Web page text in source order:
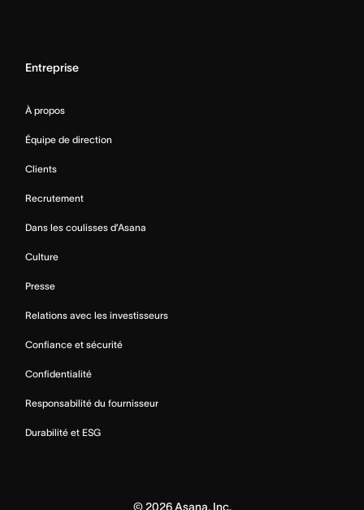
Entreprise
À propos
Équipe de direction
Clients
Recrutement
Dans les coulisses d’Asana
Culture
Presse
Relations avec les investisseurs
Confiance et sécurité
Confidentialité
Responsabilité du fournisseur
Durabilité et ESG
© 2026Asana, Inc.